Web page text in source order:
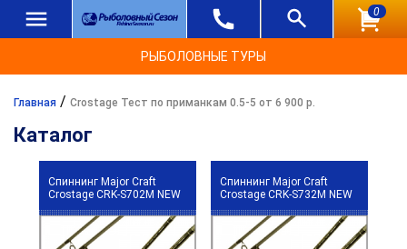
0
РЫБОЛОВНЫЕ ТУРЫ
Главная / Crostage Тест по приманкам 0.5-5 от 6 900 р.
Каталог
Спиннинг Major Craft
Crostage CRK-S702M NEW
Спиннинг Major Craft
Crostage CRK-S732M NEW